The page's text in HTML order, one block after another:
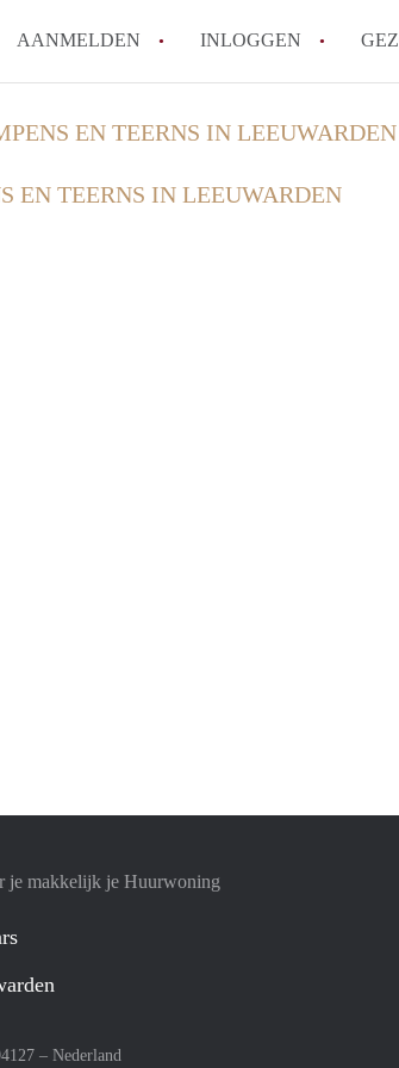
AANMELDEN INLOGGEN
Wat is
EN TEERNS IN LEEUWARDEN
EN TEERNS IN LEEUWARDEN
je makkelijk je Huurwoning
– Nederland